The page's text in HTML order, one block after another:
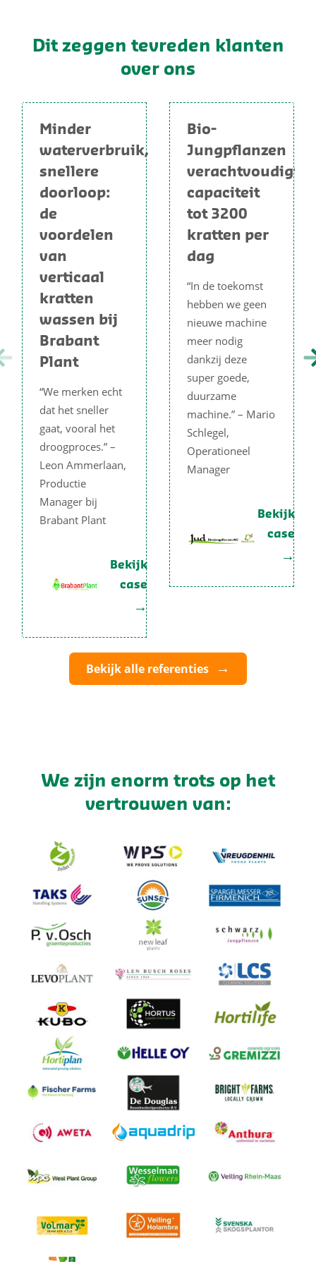
Dit zeggen tevreden klanten
over ons
Minder
waterverbruik,
snellere
doorloop:
de
voordelen
van
verticaal
kratten
wassen bij
Brabant
Plant
“We merken echt
dat het sneller
gaat, vooral het
droogproces.” –
Leon Ammerlaan,
Productie
Manager bij
Brabant Plant
Bekijk
case
Bio-
Jungpflanzen
verachtvoudigt
capaciteit
tot 3200
kratten per
dag
“In de toekomst
hebben we geen
nieuwe machine
meer nodig
dankzij deze
super goede,
duurzame
machine.” – Mario
Schlegel,
Operationeel
Manager
Bekijk
case
Bekijk alle referenties
We zijn enorm trots op het
vertrouwen van: